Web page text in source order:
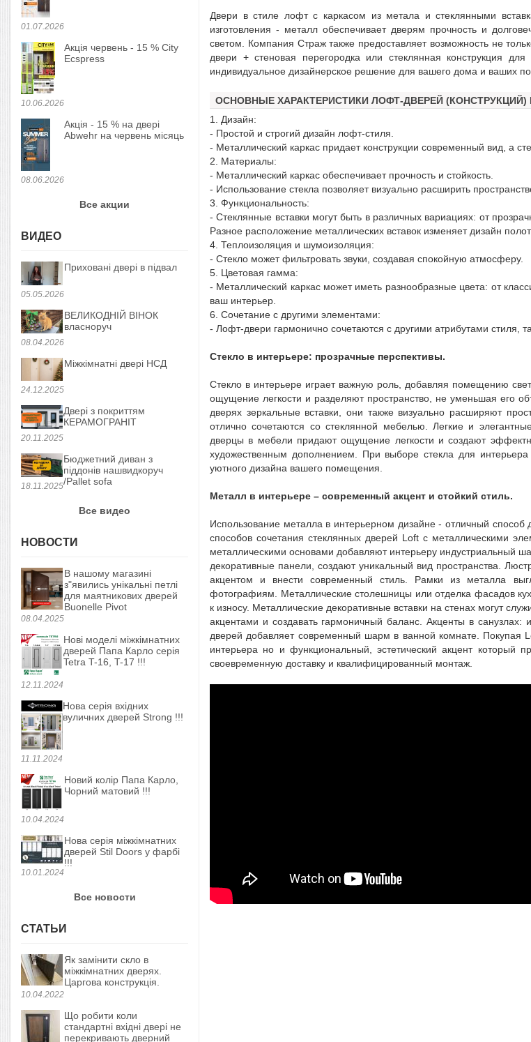
01.07.2026
10.06.2026
Акція червень - 15 % City
Ecspress
08.06.2026
Акція - 15 % на двері
Abwehr на червень місяць
Все акции
ВИДЕО
05.05.2026
Приховані двері в підвал
08.04.2026
ВЕЛИКОДНІЙ ВІНОК
власноруч
24.12.2025
Міжкімнатні двері НСД
20.11.2025
Двері з покриттям
КЕРАМОГРАНІТ
18.11.2025
Бюджетний диван з
піддонів нашвидкоруч
/Pallet sofa
Все видео
НОВОСТИ
08.04.2025
В нашому магазині
з"явились унікальні петлі
для маятникових дверей
Buonelle Pivot
12.11.2024
Нові моделі міжкімнатних
дверей Папа Карло серія
Tetra T-16, T-17 !!!
11.11.2024
Нова серія вхідних
вуличних дверей Strong !!!
10.04.2024
Новий колір Папа Карло,
Чорний матовий !!!
10.01.2024
Нова серія міжкімнатних
дверей Stil Doors у фарбі
!!!
Все новости
СТАТЬИ
10.04.2022
Як замінити скло в
міжкімнатних дверях.
Царгова конструкція.
Що робити коли
стандартні вхідні двері не
перекривають дверний
Двери в стиле лофт с каркасом из метала и стеклянными
изготовления - металл обеспечивает дверям прочность и
светом. Компания Страж также предоставляет возможность не
двери + стеновая перегородка или стеклянная конструкция
индивидуальное дизайнерское решение для вашего дома и ваших
ОСНОВНЫЕ ХАРАКТЕРИСТИКИ ЛОФТ-ДВЕРЕЙ (КОНСТРУКЦИЙ)
1. Дизайн:
- Простой и строгий дизайн лофт-стиля.
- Металлический каркас придает конструкции современный вид, а
2. Материалы:
- Металлический каркас обеспечивает прочность и стойкость.
- Использование стекла позволяет визуально расширить
3. Функциональность:
- Стеклянные вставки могут быть в различных вариациях: от
Разное расположение металлических вставок изменяет дизайн
4. Теплоизоляция и шумоизоляция:
- Стекло может фильтровать звуки, создавая спокойную атмосферу.
5. Цветовая гамма:
- Металлический каркас может иметь разнообразные цвета: от
ваш интерьер.
6. Сочетание с другими элементами:
- Лофт-двери гармонично сочетаются с другими атрибутами стиля,
Стекло в интерьере: прозрачные перспективы.
Стекло в интерьере играет важную роль, добавляя помещению
ощущение легкости и разделяют пространство, не уменьшая его
дверях зеркальные вставки, они также визуально расширяют
отлично сочетаются со стеклянной мебелью. Легкие и
дверцы в мебели придают ощущение легкости и создают
художественным дополнением. При выборе стекла для
уютного дизайна вашего помещения.
Металл в интерьере – современный акцент и стойкий стиль.
Использование металла в интерьерном дизайне - отличный
способов сочетания стеклянных дверей Loft с металлическими
металлическими основами добавляют интерьеру индустриальный
декоративные панели, создают уникальный вид пространства.
акцентом и внести современный стиль. Рамки из металла
фотографиям. Металлические столешницы или отделка фасадов
к износу. Металлические декоративные вставки на стенах могут
акцентами и создавать гармоничный баланс. Акценты в санузлах:
дверей добавляет современный шарм в ванной комнате. Покупая
интерьера но и функциональный, эстетический акцент
своевременную доставку и квалифицированный монтаж.